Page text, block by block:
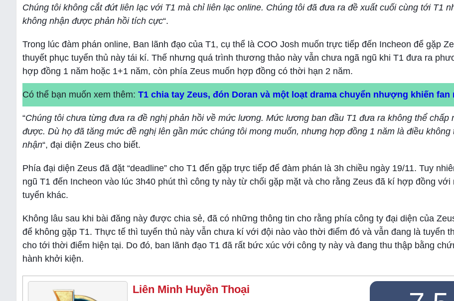
Chúng tôi không cắt đứt liên lạc với T1 mà chỉ liên lạc online. Chúng tôi đã đưa ra đề xuất cuối cùng tới T1
không nhận được phản hồi tích cực“.
Trong lúc đàm phán online, Ban lãnh đạo của T1, cụ thể là COO Josh muốn trực tiếp đến Incheon để gặp
thuyết phục tuyển thủ này tái kí. Thế nhưng quá trình thương thảo này vẫn chưa ngã ngũ khi T1 đưa ra
hợp đồng 1 năm hoặc 1+1 năm, còn phía Zeus muốn hợp đồng có thời hạn 2 năm.
Có thể bạn muốn xem thêm: T1 chia tay Zeus, đón Doran và một loạt drama chuyển nhượng khiến fan
“Chúng tôi chưa từng đưa ra đề nghị phản hồi về mức lương. Mức lương ban đầu T1 đưa ra không thể chấp
được. Dù họ đã tăng mức đề nghị lên gần mức chúng tôi mong muốn, nhưng hợp đồng 1 năm là điều không
nhận“, đại diện Zeus cho biết.
Phía đại diện Zeus đã đặt “deadline” cho T1 đến gặp trực tiếp để đàm phán là 3h chiều ngày 19/11. Tuy
ngũ T1 đến Incheon vào lúc 3h40 phút thì công ty này từ chối gặp mặt và cho rằng Zeus đã kí hợp đồng với
tuyển khác.
Không lâu sau khi bài đăng này được chia sẻ, đã có những thông tin cho rằng phía công ty đại diện của
để không gặp T1. Thực tế thì tuyển thủ này vẫn chưa kí với đội nào vào thời điểm đó và vẫn đang là tuyển
cho tới thời điểm hiện tại. Do đó, ban lãnh đạo T1 đã rất bức xúc với công ty này và đang thu thập bằng
hành khởi kiện.
Liên Minh Huyền Thoại